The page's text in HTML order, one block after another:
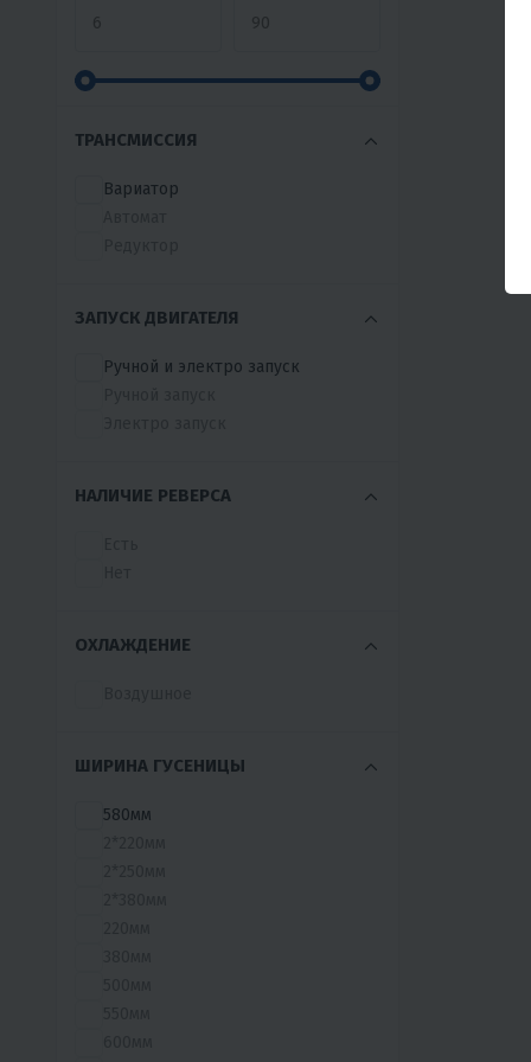
УРАГАН
ХОРТОН
ТРАНСМИССИЯ
Вариатор
ЗАПУСК ДВИГАТЕЛЯ
Ручной и электро запуск
НАЛИЧИЕ РЕВЕРСА
ОХЛАЖДЕНИЕ
ШИРИНА ГУСЕНИЦЫ
580мм